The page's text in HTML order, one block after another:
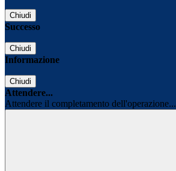
Chiudi
Successo
Chiudi
Informazione
Chiudi
Attendere...
Attendere il completamento dell'operazione...